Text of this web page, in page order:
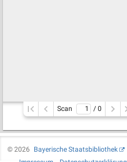
Scan / 0
©2026
Bayerische Staatsbibliothek